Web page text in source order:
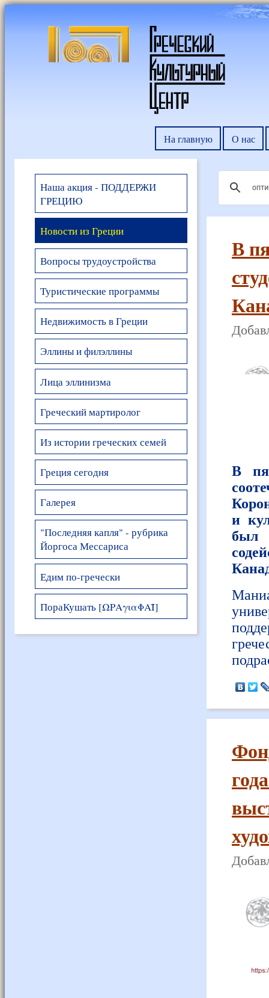
На главную О нас
Наша акция - ПОДДЕРЖИ
ГРЕЦИЮ
Новости из Греции
Вопросы трудоустройства
Туристические программы
Недвижимость в Греции
Эллины и филэллины
Лица эллинизма
Греческий мартиролог
Из истории греческих семей
Греция сегодня
Галерея
"Последняя капля" - рубрика
Йоргоса Мессариса
Едим по-гречески
ПораКушать [ΩΡΑγιαΦΑΪ]
В
В
и
был